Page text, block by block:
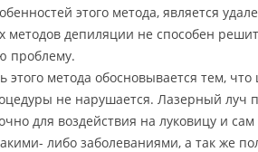
этого метода, является
методов депиляции не способен
проблему.
этого метода обосновывается тем,
не нарушается. Лазерный луч
для воздействия на луковицу и
либо заболеваниями, а так же